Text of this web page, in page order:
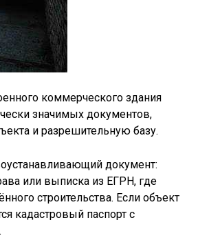
коммерческого здания
значимых документов,
и разрешительную базу.
документ:
или выписка из ЕГРН, где
строительства. Если объект
кадастровый паспорт с